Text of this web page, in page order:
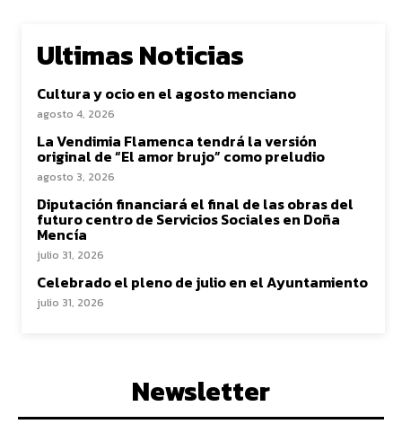
Ultimas Noticias
Cultura y ocio en el agosto menciano
agosto 4, 2026
La Vendimia Flamenca tendrá la versión
original de “El amor brujo” como preludio
agosto 3, 2026
Diputación financiará el final de las obras del
futuro centro de Servicios Sociales en Doña
Mencía
julio 31, 2026
Celebrado el pleno de julio en el Ayuntamiento
julio 31, 2026
Newsletter